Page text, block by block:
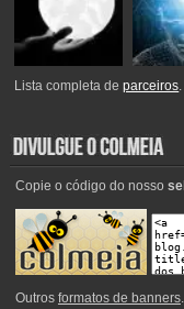
Lista completa deparceiros.
Copie o código do nosso
Outros formatos de banners.